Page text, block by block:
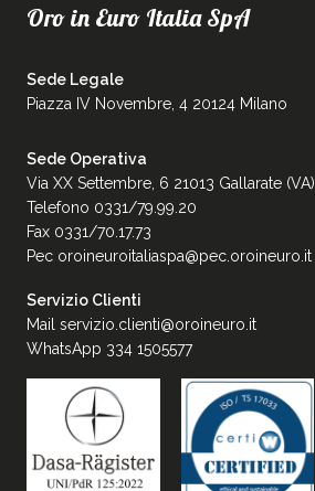
Oro in Euro Italia SpA
Sede Legale
Piazza IV Novembre, 4 20124 Milano
Sede Operativa
Via XX Settembre, 6 21013 Gallarate (VA)
Telefono 0331/79.99.20
Fax 0331/70.17.73
Pec oroineuroitaliaspa@pec.oroineuro.it
Servizio Clienti
Mail servizio.clienti@oroineuro.it
WhatsApp 334 1505577